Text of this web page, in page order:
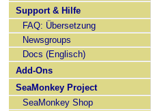
Support & Hilfe
FAQ: Übersetzung
Newsgroups
Docs (Englisch)
Add-Ons
SeaMonkey Project
SeaMonkey Shop